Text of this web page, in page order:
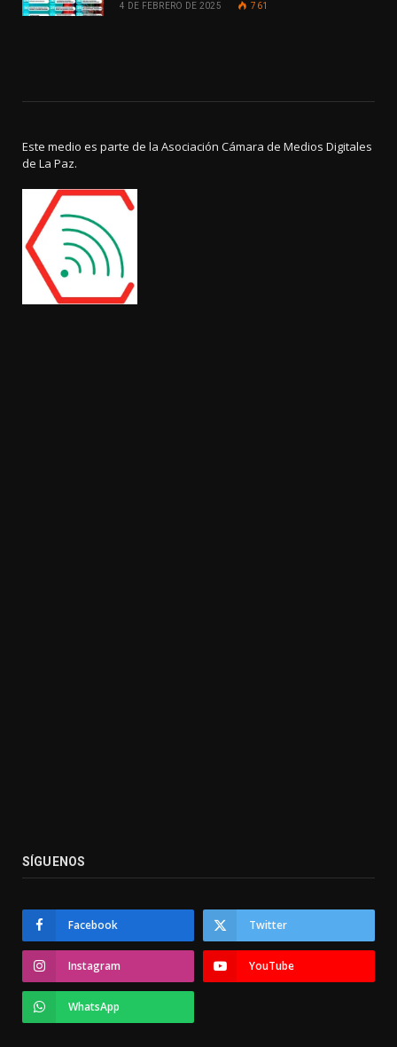
4 DE FEBRERO DE 2025 761
Este medio es parte de la Asociación Cámara de Medios Digitales
de La Paz.
SÍGUENOS
Facebook Twitter
Instagram YouTube
WhatsApp